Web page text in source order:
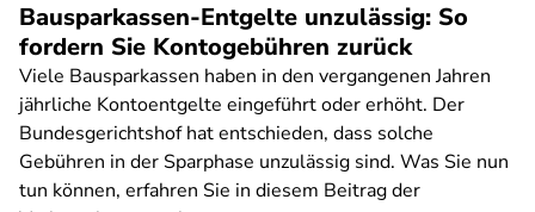
Bausparkassen-Entgelte unzulässig: So
fordern Sie Kontogebühren zurück
Viele Bausparkassen haben in den vergangenen Jahren
jährliche Kontoentgelte eingeführt oder erhöht. Der
Bundesgerichtshof hat entschieden, dass solche
Gebühren in der Sparphase unzulässig sind. Was Sie nun
tun können, erfahren Sie in diesem Beitrag der